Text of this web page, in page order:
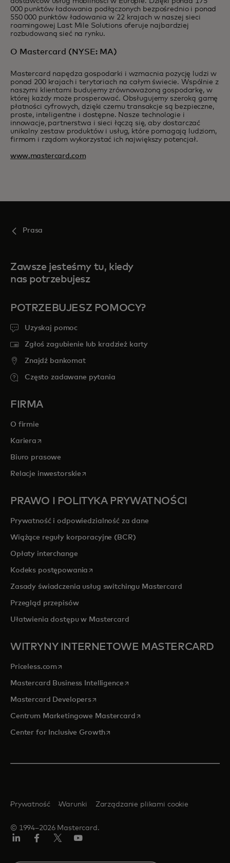
000 punktów ładowania podłączonych bezpośrednio i ponad
550 000 punktów ładowania w 22 krajach w naszej sieci
roamingowej Last Mile Solutions oferuje najbardziej
rozbudowaną sieć na rynku.
O Mastercard (NYSE: MA)
Mastercard napędza gospodarki i wzmacnia pozycję ludzi w
ponad 200 krajach i terytoriach na całym świecie. Wspólnie z
naszymi klientami budujemy zrównoważoną gospodarkę, w
której każdy może prosperować. Obsługujemy szeroką gamę
płatności cyfrowych, dzięki czemu transakcje są bezpieczne,
proste, inteligentne i dostępne. Nasze technologie i
innowacje, partnerstwa i sieci łączą się, aby dostarczać
unikalny zestaw produktów i usług, które pomagają ludziom,
firmom i rządom wykorzystać ich największy potencjał.
www.mastercard.com
Prasa
Zawsze jesteśmy tu, kiedy
nas potrzebujesz
POTRZEBUJESZ POMOCY?
Uzyskaj pomoc
Zgłoś zagubienie lub kradzież karty
Znajdź bankomat
Często zadawane pytania
FIRMA
O firmie
Kariera opens in a new tab
Biuro prasowe
Relacje inwestorskie opens in a new tab
PRAWO I POLITYKA PRYWATNOŚCI
Prywatność i odpowiedzialność za dane
Wiążące reguły korporacyjne (BCR)
Opłaty interchange
Kodeks postępowania opens in a new tab
Zasady świadczenia usług switchingu Mastercard
Przegląd przepisów
Ułatwienia dostępu w Mastercard
WITRYNY INTERNETOWE MASTERCARD
Priceless.com opens in a new tab
Mastercard Business Intelligenceopens in a new tab
Mastercard Developersopens in a new tab
Centrum Marketingowe Mastercardopens in a new tab
Center for Inclusive Growthopens in a new tab
© 1994–2026 Mastercard.
Prywatność Warunki Zarządzanie plikami cookie